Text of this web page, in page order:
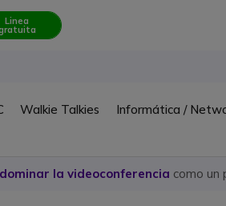
Linea
Walkie Talkies Informática /
dominar la videoconferencia como un